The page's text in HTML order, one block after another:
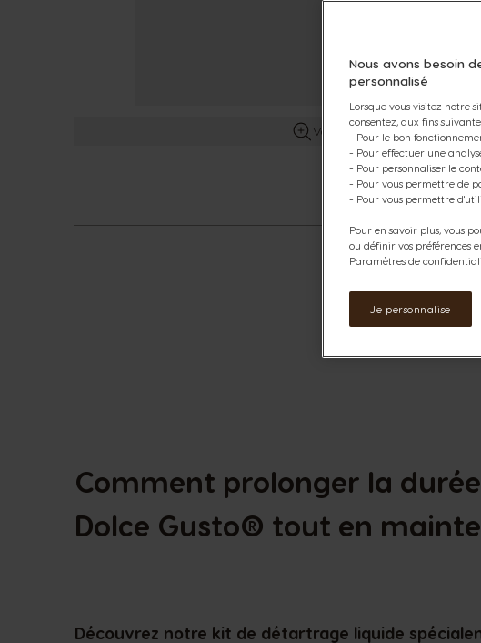
Voir plus d’informations
Comment prolonger la
Dolce Gusto® tout en
Découvrez notre kit de détartrage liquide
Nous avons besoin
personnalisé
Lorsque vous visitez notre
consentez, aux fins
- Pour le bon
- Pour effectuer une
- Pour personnaliser le
- Pour vous permettre de
- Pour vous permettre
Pour en savoir plus, vous
ou définir vos préférences
Paramètres de
Je personnalise